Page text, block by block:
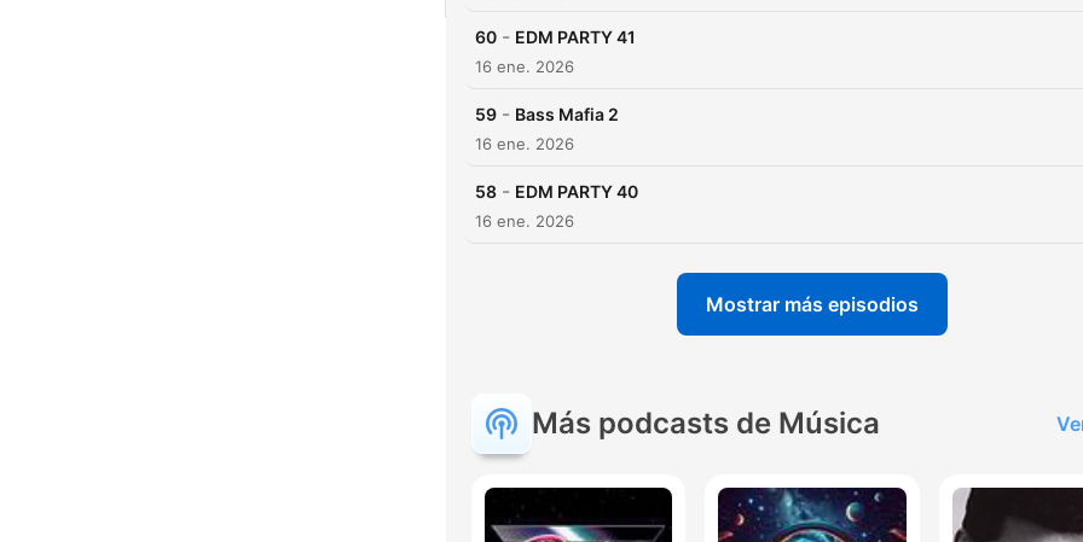
60 - EDM PARTY 41
16 ene. 2026
59 - Bass Mafia 2
16 ene. 2026
58 - EDM PARTY 40
16 ene. 2026
Mostrar más episodios
Más podcasts de Música